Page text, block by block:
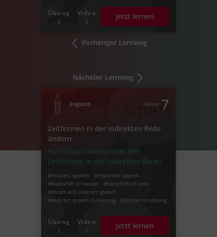
Vorheriger Lernweg
Übung
3
Video
3
Jetzt lernen
Nächster Lernweg
Englisch Klasse 7
Zeitformen in der indirekten Rede
ändern
Was ist zu beachten bei den
Zeitformen in der indirekten Rede?
#indirect speech
#reported speech
#backshift of tenses
#backshift of time
#direct and indirect speech
#indirect speech Erklärung
#Zeitverschiebung
Übung
1
Video
1
Jetzt lernen